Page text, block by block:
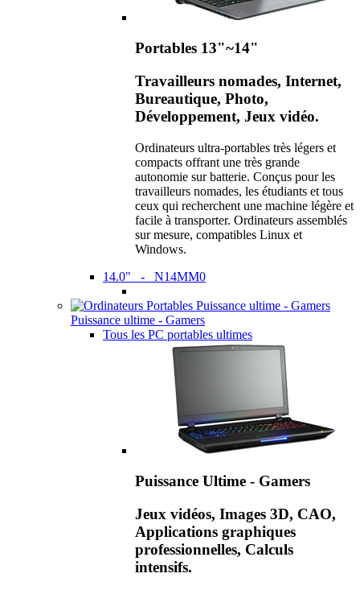
Portables 13"~14"
Travailleurs nomades, Internet,
Bureautique, Photo,
Développement, Jeux vidéo.
Ordinateurs ultra-portables très légers et
compacts offrant une très grande
autonomie sur batterie. Conçus pour les
travailleurs nomades, les étudiants et tous
ceux qui recherchent une machine légère et
facile à transporter. Ordinateurs assemblés
sur mesure, compatibles Linux et
Windows.
14.0" - N14MM0
Puissance ultime - Gamers
Tous les PC portables ultimes
Puissance Ultime - Gamers
Jeux vidéos, Images 3D, CAO,
Applications graphiques
professionnelles, Calculs
intensifs.